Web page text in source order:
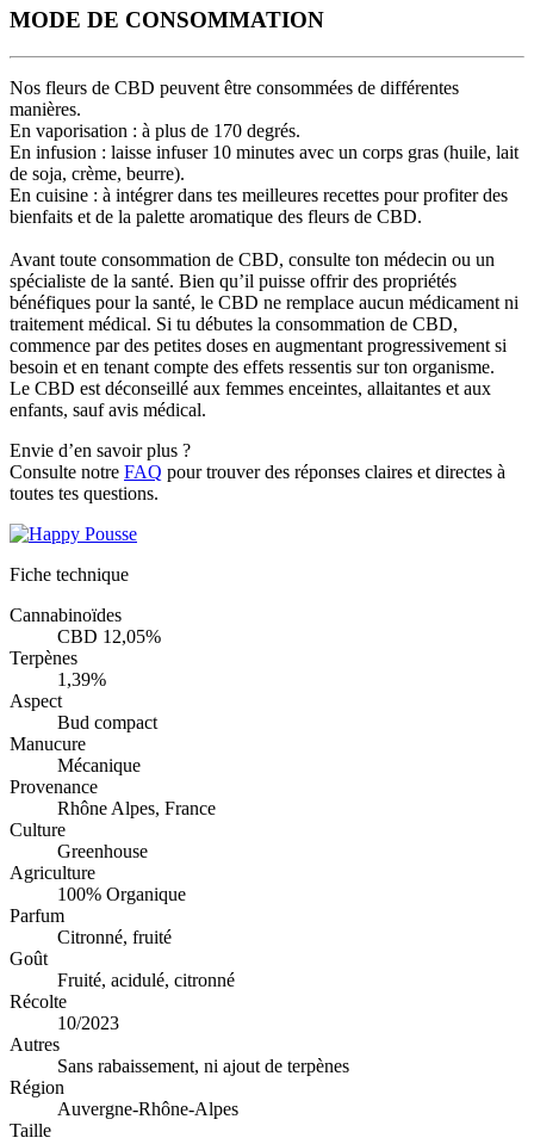
MODE DE CONSOMMATION
Nos fleurs de CBD peuvent être consommées de différentes
manières.
En vaporisation : à plus de 170 degrés.
En infusion : laisse infuser 10 minutes avec un corps gras (huile, lait
de soja, crème, beurre).
En cuisine : à intégrer dans tes meilleures recettes pour profiter des
bienfaits et de la palette aromatique des fleurs de CBD.
Avant toute consommation de CBD, consulte ton médecin ou un
spécialiste de la santé. Bien qu’il puisse offrir des propriétés
bénéfiques pour la santé, le CBD ne remplace aucun médicament ni
traitement médical. Si tu débutes la consommation de CBD,
commence par des petites doses en augmentant progressivement si
besoin et en tenant compte des effets ressentis sur ton organisme.
Le CBD est déconseillé aux femmes enceintes, allaitantes et aux
enfants, sauf avis médical.
Envie d’en savoir plus ?
Consulte notre FAQ pour trouver des réponses claires et directes à
toutes tes questions.
Fiche technique
Cannabinoïdes
CBD 12,05%
Terpènes
1,39%
Aspect
Bud compact
Manucure
Mécanique
Provenance
Rhône Alpes, France
Culture
Greenhouse
Agriculture
100% Organique
Parfum
Citronné, fruité
Goût
Fruité, acidulé, citronné
Récolte
10/2023
Autres
Sans rabaissement, ni ajout de terpènes
Région
Auvergne-Rhône-Alpes
Taille